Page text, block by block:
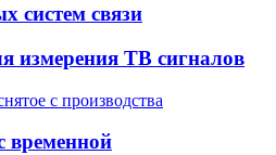
систем связи
измерения ТВ сигналов
с производства
временной